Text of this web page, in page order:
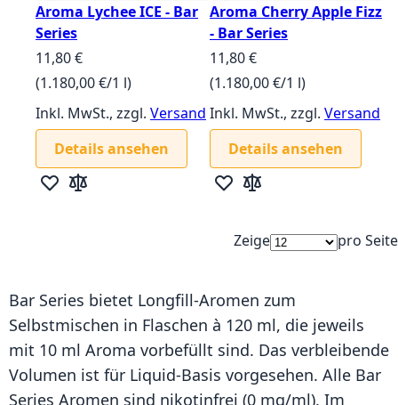
Aroma Lychee ICE - Bar
Series
11,80 €
(1.180,00 €/1 l)
Inkl. MwSt., zzgl. Versand
Details ansehen
Zur Wunschliste hinzufügen
Zur Vergleichsliste hinzufügen
Aroma Cherry Apple Fizz
- Bar Series
11,80 €
(1.180,00 €/1 l)
Inkl. MwSt., zzgl. Versand
Details ansehen
Zur Wunschliste hinzufügen
Zur Vergleichsliste
Zeige pro Seite
Bar Series bietet Longfill-Aromen zum
Selbstmischen in Flaschen à 120 ml, die jeweils
mit 10 ml Aroma vorbefüllt sind. Das verbleibende
Volumen ist für Liquid-Basis vorgesehen. Alle Bar
Series Aromen sind nikotinfrei (0 mg/ml). Im